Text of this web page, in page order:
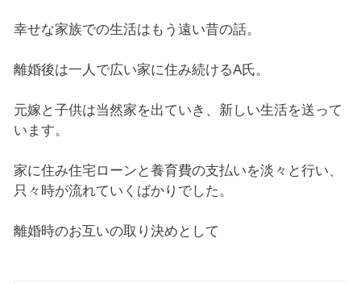
幸せな家族での生活はもう遠い昔の話。
離婚後は一人で広い家に住み続けるA氏。
元嫁と子供は当然家を出ていき、新しい生活を送って
います。
家に住み住宅ローンと養育費の支払いを淡々と行い、
只々時が流れていくばかりでした。
離婚時のお互いの取り決めとして